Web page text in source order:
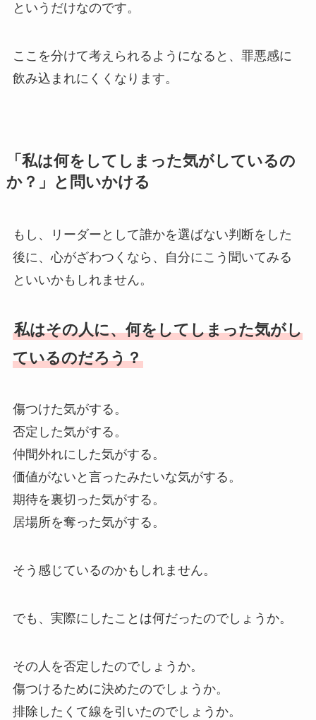
というだけなのです。
ここを分けて考えられるようになると、罪悪感に
飲み込まれにくくなります。
「私は何をしてしまった気がしているの
か？」と問いかける
もし、リーダーとして誰かを選ばない判断をした
後に、心がざわつくなら、自分にこう聞いてみる
といいかもしれません。
私はその人に、何をしてしまった気がし
ているのだろう？
傷つけた気がする。
否定した気がする。
仲間外れにした気がする。
価値がないと言ったみたいな気がする。
期待を裏切った気がする。
居場所を奪った気がする。
そう感じているのかもしれません。
でも、実際にしたことは何だったのでしょうか。
その人を否定したのでしょうか。
傷つけるために決めたのでしょうか。
排除したくて線を引いたのでしょうか。